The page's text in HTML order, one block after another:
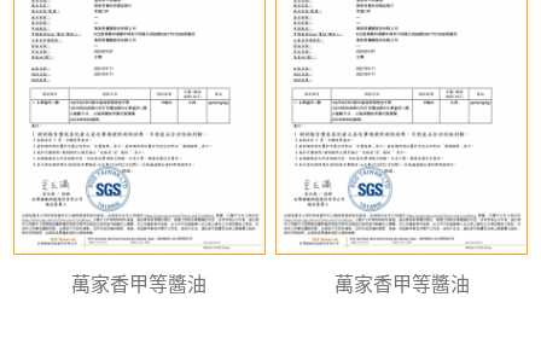
萬家香甲等醬油 萬家香甲等醬油